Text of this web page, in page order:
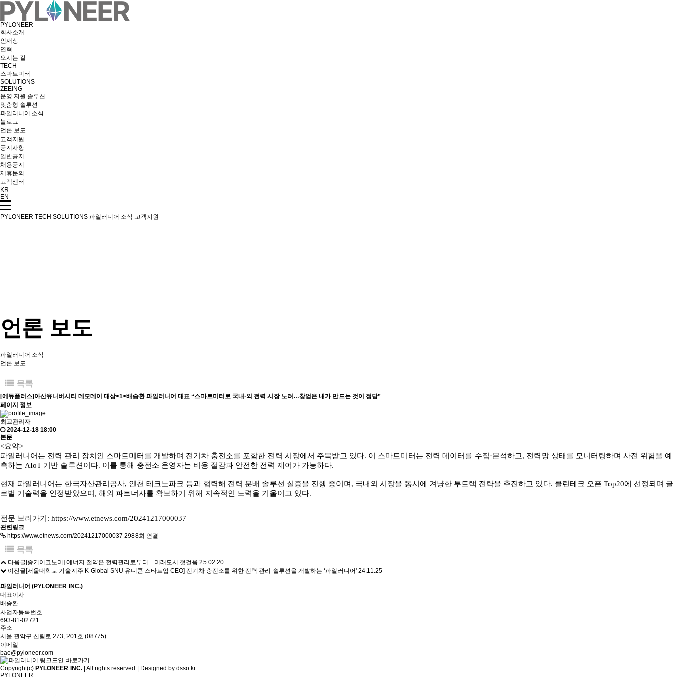
PYLONEER
회사소개
인재상
연혁
오시는 길
TECH
스마트미터
SOLUTIONS
ZEEING
운영 지원 솔루션
맞춤형 솔루션
파일러니어 소식
블로그
언론 보도
고객지원
공지사항
일반공지
채용공지
제휴문의
고객센터
KR
EN
PYLONEER TECH SOLUTIONS 파일러니어 소식 고객지원
언론 보도
파일러니어 소식
언론 보도
목록
[에듀플러스]아산유니버시티 데모데이 대상<1>배승환 파일러니어 대표 “스마트미터로 국내·외 전력 시장 노려…창업은 내가 만드는 것이 정답”
페이지 정보
최고관리자
2024-12-18 18:00
본문
<요약>
파일러니어는 전력 관리 장치인 스마트미터를 개발하며 전기차 충전소를 포함한 전력 시장에서 주목받고 있다. 이 스마트미터는 전력 데이터를 수집·분석하고, 전력망 상태를 모니터링하며 사전 위험을 예
측하는 AIoT 기반 솔루션이다. 이를 통해 충전소 운영자는 비용 절감과 안전한 전력 제어가 가능하다.
현재 파일러니어는 한국자산관리공사, 인천 테크노파크 등과 협력해 전력 분배 솔루션 실증을 진행 중이며, 국내외 시장을 동시에 겨냥한 투트랙 전략을 추진하고 있다. 클린테크 오픈 Top20에 선정되며 글
로벌 기술력을 인정받았으며, 해외 파트너사를 확보하기 위해 지속적인 노력을 기울이고 있다.
전문 보러가기: https://www.etnews.com/20241217000037
관련링크
https://www.etnews.com/20241217000037 2988회 연결
목록
다음글[중기이코노미] 에너지 절약은 전력관리로부터…미래도시 첫걸음 25.02.20
이전글[서울대학교 기술지주 K-Global SNU 유니콘 스타트업 CEO] 전기차 충전소를 위한 전력 관리 솔루션을 개발하는 ‘파일러니어' 24.11.25
파일러니어 (PYLONEER INC.)
대표이사
배승환
사업자등록번호
693-81-02721
주소
서울 관악구 신림로 273, 201호 (08775)
이메일
bae@pyloneer.com
Copyright(c) PYLONEER INC. | All rights reserved | Designed by dsso.kr
PYLONEER